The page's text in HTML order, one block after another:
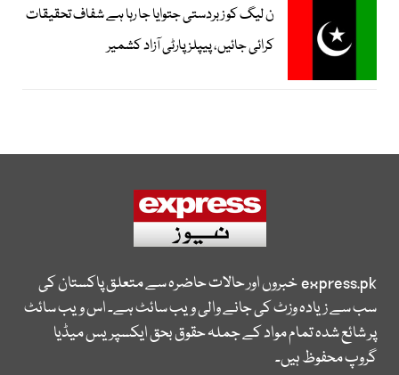
ن لیگ کو زبردستی جتوایا جا رہا ہے شفاف تحقیقات
کرائی جائیں، پیپلز پارٹی آزاد کشمیر
express.pkخبروں اور حالات حاضرہ سے متعلق پاکستان کی
سب سے زیادہ وزٹ کی جانے والی ویب سائٹ ہے۔ اس ویب سائٹ
پر شائع شدہ تمام مواد کے جملہ حقوق بحق ایکسپریس میڈیا
گروپ محفوظ ہیں۔